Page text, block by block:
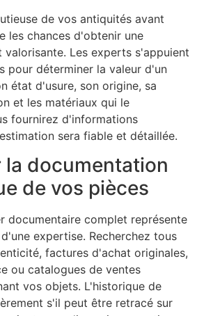
de vos antiquités avant
les chances d'obtenir une
valorisante. Les experts s'appuient
pour déterminer la valeur d'un
état d'usure, son origine, sa
et les matériaux qui le
fournirez d'informations
sera fiable et détaillée.
la documentation
de vos pièces
documentaire complet représente
expertise. Recherchez tous
factures d'achat originales,
ou catalogues de ventes
vos objets. L'historique de
s'il peut être retracé sur